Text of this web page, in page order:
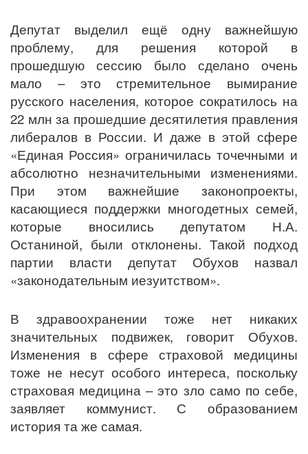
Депутат выделил ещё одну важнейшую
проблему, для решения которой в
прошедшую сессию было сделано очень
мало – это стремительное вымирание
русского населения, которое сократилось на
22 млн за прошедшие десятилетия правления
либералов в России. И даже в этой сфере
«Единая Россия» ограничилась точечными и
абсолютно незначительными изменениями.
При этом важнейшие законопроекты,
касающиеся поддержки многодетных семей,
которые вносились депутатом Н.А.
Останиной, были отклонены. Такой подход
партии власти депутат Обухов назвал
«законодательным иезуитством».
В здравоохранении тоже нет никаких
значительных подвижек, говорит Обухов.
Изменения в сфере страховой медицины
тоже не несут особого интереса, поскольку
страховая медицина – это зло само по себе,
заявляет коммунист. С образованием
история та же самая.